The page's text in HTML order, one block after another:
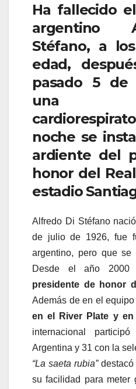
Ha fallecido
argentino
Stéfano, a
edad,
pasado 5 de
una
noche se
ardiente del
honor del
estadio
Alfredo Di Stéfano
de julio de 1926, fue
argentino, pero que se
Desde el año
presidente de honor
Además de en el
en el River Plate y en
internacional
Argentina y 31 con la
“La saeta rubia”
su facilidad para meter